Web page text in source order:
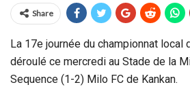
Share
La 17e journée du championnat local
déroulé ce mercredi au Stade de la
Sequence (1-2) Milo FC de Kankan.